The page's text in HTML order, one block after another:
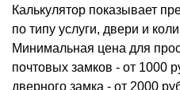
Калькулятор показывает
по типу услуги, двери и
Минимальная цена для
почтовых замков - от 1000
дверного замка - от 2000